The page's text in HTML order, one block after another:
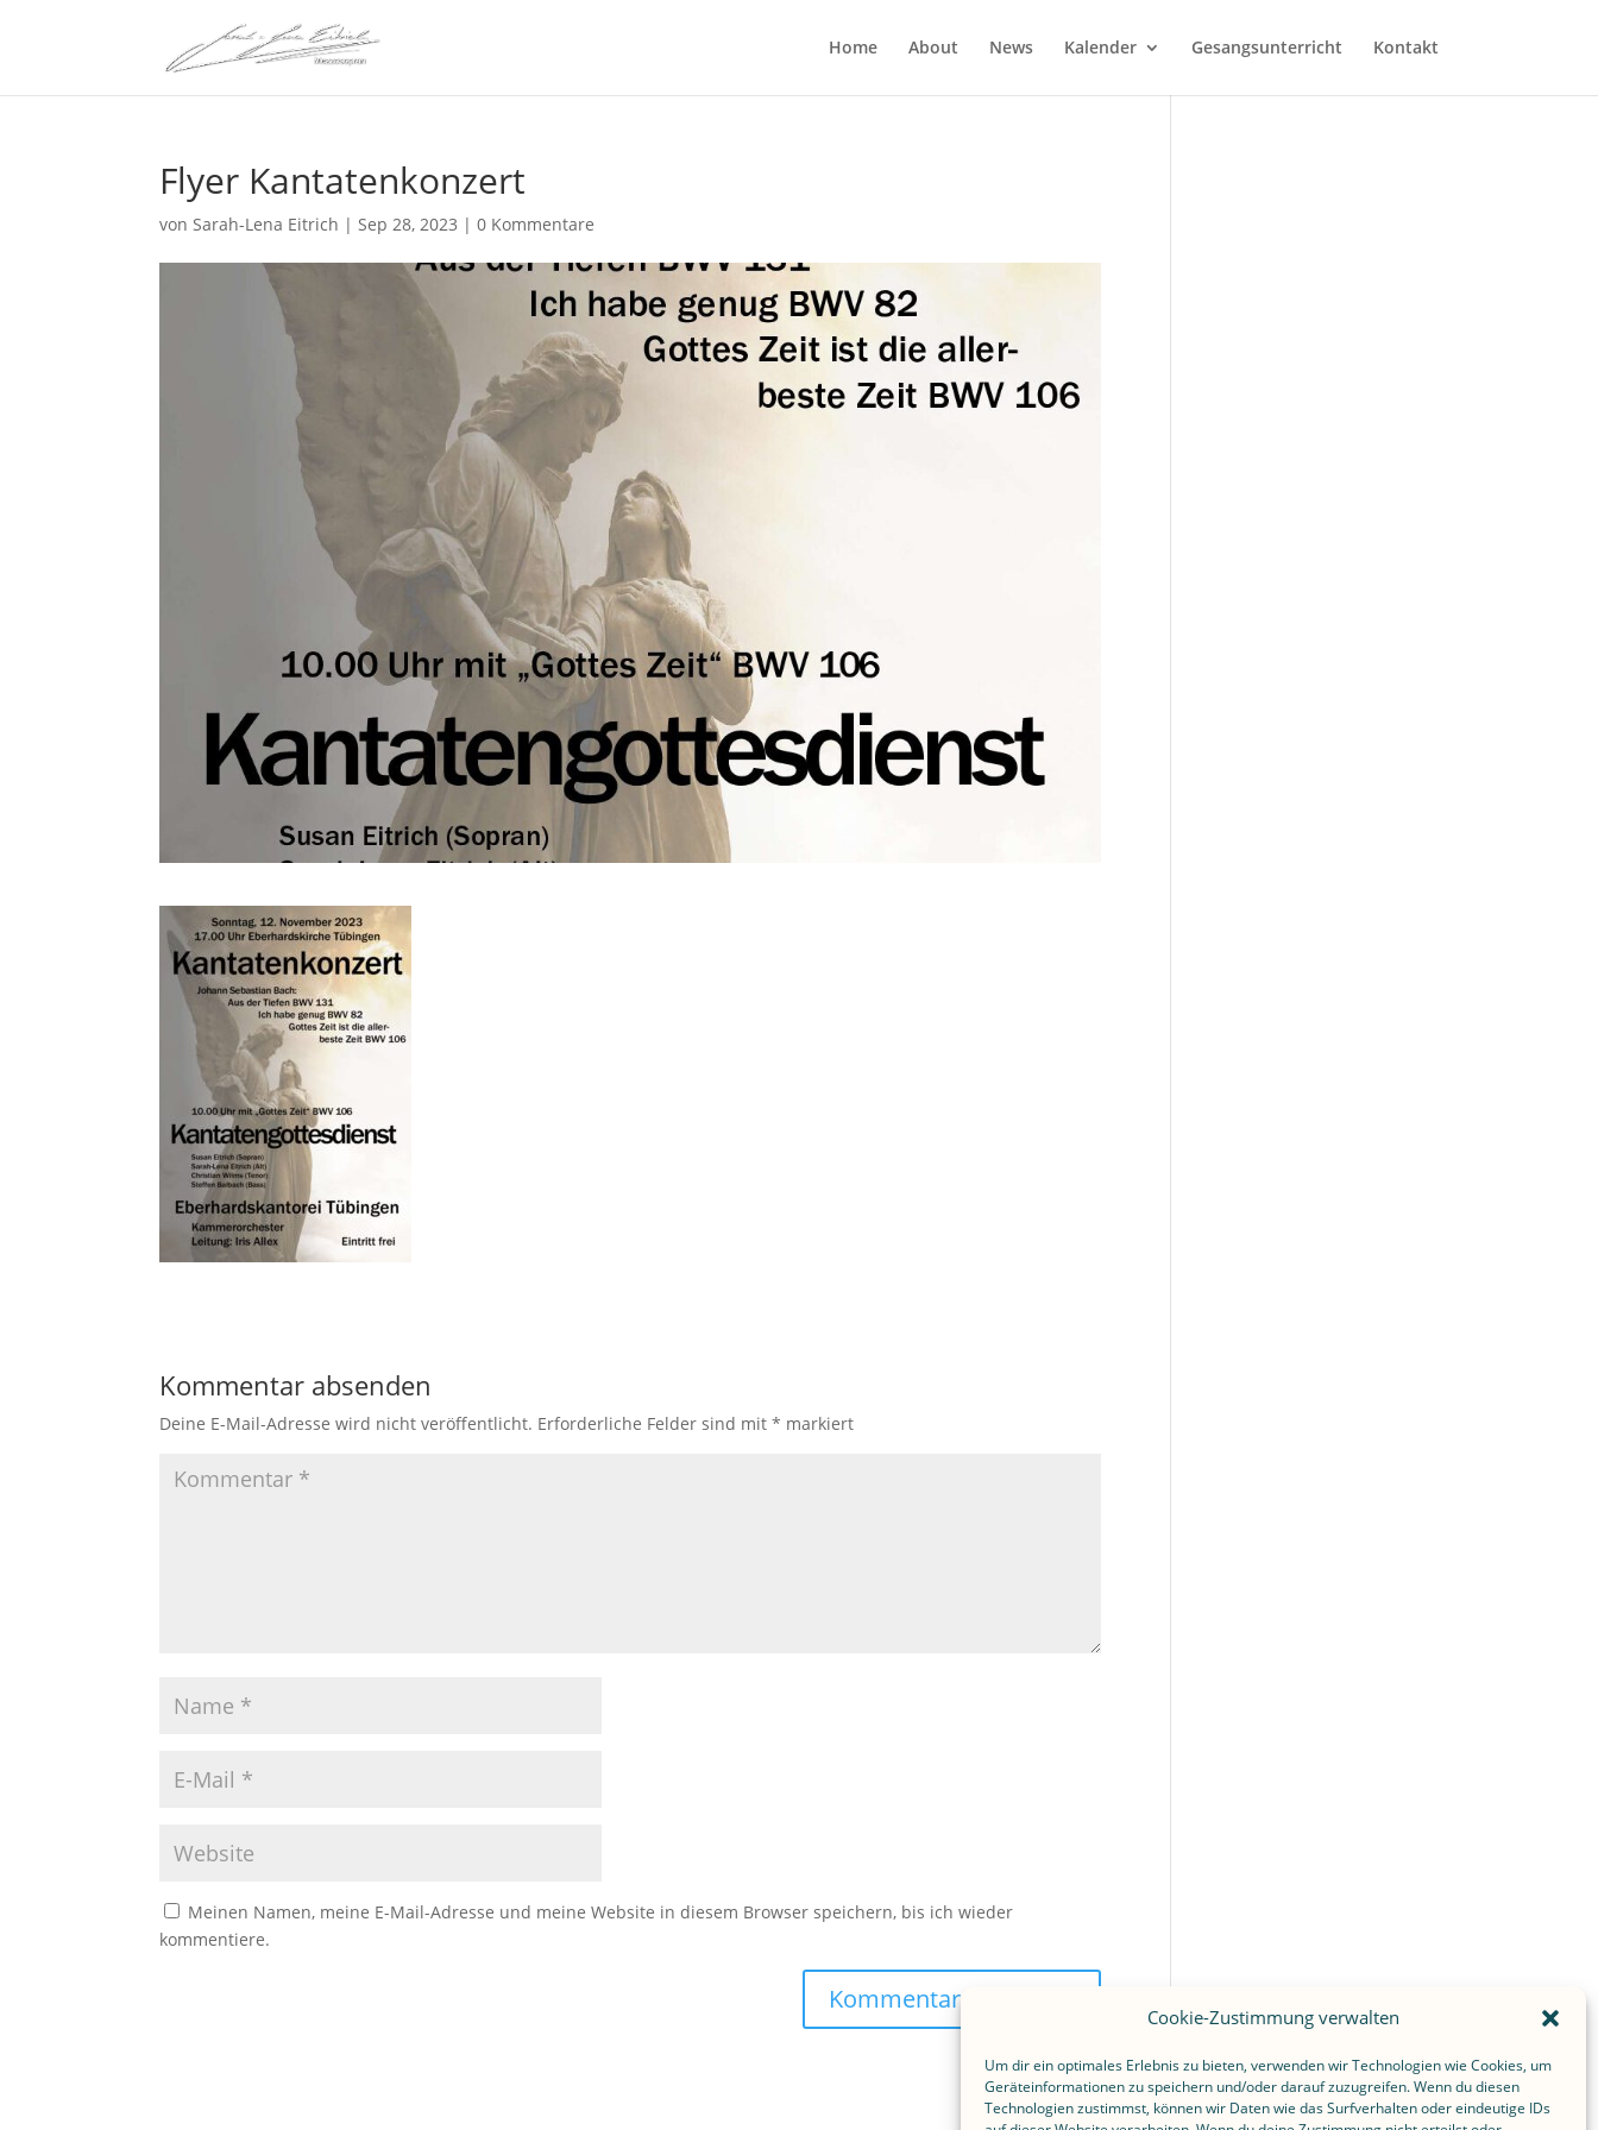
Cookie-Zustimmung verwalten
Um dir ein optimales Erlebnis zu bieten, verwenden wir Technologien wie Cookies, um
Geräteinformationen zu speichern und/oder darauf zuzugreifen. Wenn du diesen
Technologien zustimmst, können wir Daten wie das Surfverhalten oder eindeutige IDs
Home About News Kalender Gesangsunterricht Kontakt
Flyer Kantatenkonzert
vonSarah-Lena Eitrich |Sep 28, 2023 |0 Kommentare
Kommentar absenden
Deine E-Mail-Adresse wird nicht veröffentlicht. Erforderliche Felder sind mit* markiert
Meinen Namen, meine E-Mail-Adresse und meine Website in diesem Browser speichern, bis ich wieder
kommentiere.